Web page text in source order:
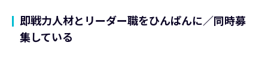
即戦力人材とリーダー職をひんぱんに／同時募
集している